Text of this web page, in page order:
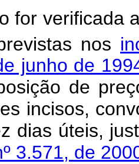
for verificada
nos
junho de
de
incisos,
dias úteis,
3.571, de